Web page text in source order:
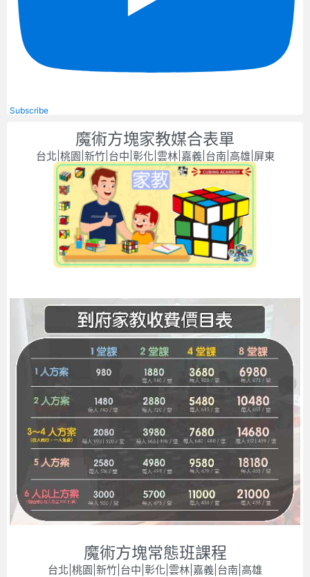
Subscribe
魔術方塊家教媒合表單
台北|桃園|新竹|台中|彰化|雲林|嘉義|台南|高雄|屏東
魔術方塊常態班課程
台北|桃園|新竹|台中|彰化|雲林|嘉義|台南|高雄